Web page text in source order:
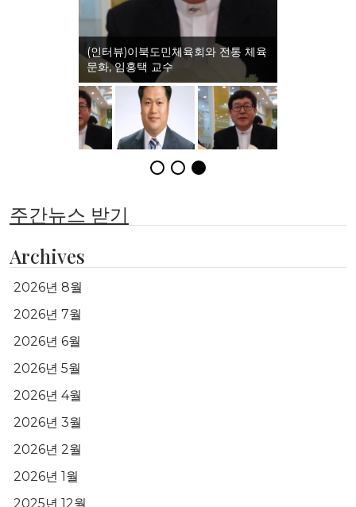
(인터뷰)이북도민체육회와 전통 체육
문화, 임홍택 교수
주간뉴스 받기
Archives
2026년 8월
2026년 7월
2026년 6월
2026년 5월
2026년 4월
2026년 3월
2026년 2월
2026년 1월
2025년 12월